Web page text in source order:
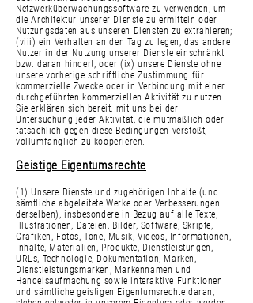
Netzwerküberwachungssoftware zu verwenden, um
die Architektur unserer Dienste zu ermitteln oder
Nutzungsdaten aus unseren Diensten zu extrahieren;
(viii) ein Verhalten an den Tag zu legen, das andere
Nutzer in der Nutzung unserer Dienste einschränkt
bzw. daran hindert, oder (ix) unsere Dienste ohne
unsere vorherige schriftliche Zustimmung für
kommerzielle Zwecke oder in Verbindung mit einer
durchgeführten kommerziellen Aktivität zu nutzen.
Sie erklären sich bereit, mit uns bei der
Untersuchung jeder Aktivität, die mutmaßlich oder
tatsächlich gegen diese Bedingungen verstößt,
vollumfänglich zu kooperieren.
Geistige Eigentumsrechte
(1) Unsere Dienste und zugehörigen Inhalte (und
sämtliche abgeleitete Werke oder Verbesserungen
derselben), insbesondere in Bezug auf alle Texte,
Illustrationen, Dateien, Bilder, Software, Skripte,
Grafiken, Fotos, Töne, Musik, Videos, Informationen,
Inhalte, Materialien, Produkte, Dienstleistungen,
URLs, Technologie, Dokumentation, Marken,
Dienstleistungsmarken, Markennamen und
Handelsaufmachung sowie interaktive Funktionen
und sämtliche geistigen Eigentumsrechte daran,